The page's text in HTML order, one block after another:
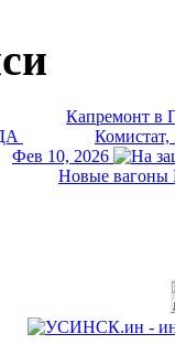
Капремонт в
Комистат,
Фев 10, 2026
Новые вагоны